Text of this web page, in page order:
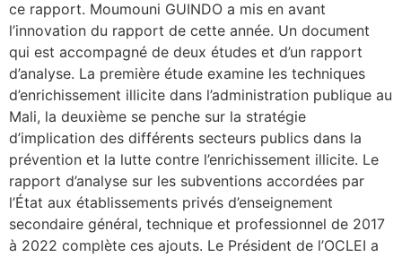
ce rapport. Moumouni GUINDO a mis en avant
l’innovation du rapport de cette année. Un document
qui est accompagné de deux études et d’un rapport
d’analyse. La première étude examine les techniques
d’enrichissement illicite dans l’administration publique au
Mali, la deuxième se penche sur la stratégie
d’implication des différents secteurs publics dans la
prévention et la lutte contre l’enrichissement illicite. Le
rapport d’analyse sur les subventions accordées par
l’État aux établissements privés d’enseignement
secondaire général, technique et professionnel de 2017
à 2022 complète ces ajouts. Le Président de l’OCLEI a